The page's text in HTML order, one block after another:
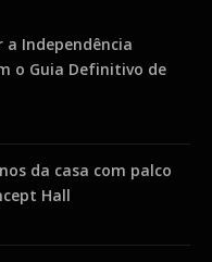
a Independência
o Guia Definitivo de
da casa com palco
Hall